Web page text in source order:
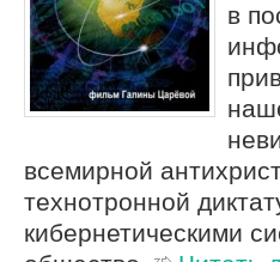
в
всемирной
технотронной
кибернетическими